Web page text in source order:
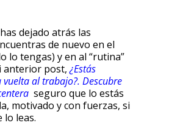
dejado atrás las
de nuevo en el
lo tengas) y en al “rutina”
anterior post, ¿Estás
al trabajo?. Descubre
seguro que lo estás
motivado y con fuerzas, si
lo leas.